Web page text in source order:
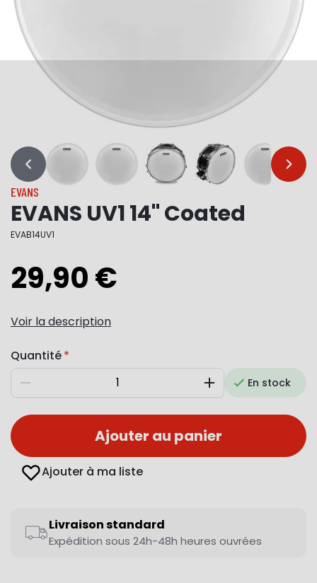
… …
EVANS
EVANS UV1 14" Coated
EVAB14UV1
29,90 €
Voir la description
Quantité
Diminuer AugmenterEn stock
Ajouter au panier
Ajouter à ma liste
Livraison standard
Expédition sous 24h-48h heures ouvrées